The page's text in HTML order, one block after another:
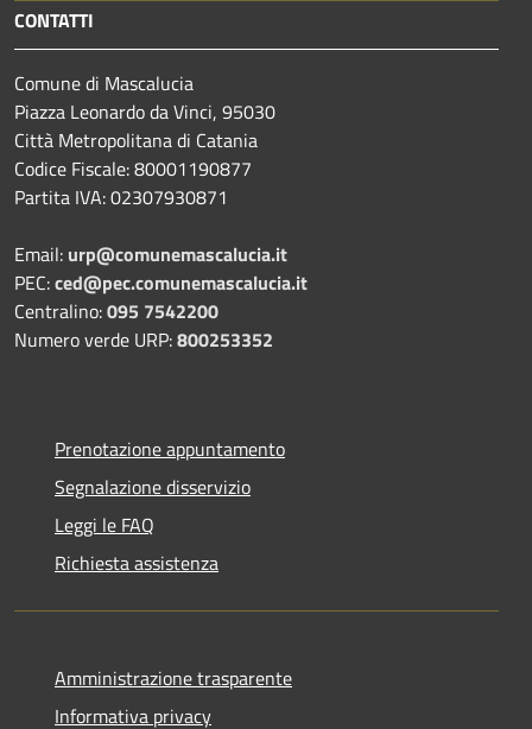
CONTATTI
Comune di Mascalucia
Piazza Leonardo da Vinci, 95030
Città Metropolitana di Catania
Codice Fiscale: 80001190877
Partita IVA: 02307930871
Email: urp@comunemascalucia.it
PEC:ced@pec.comunemascalucia.it
Centralino:095 7542200
Numero verde URP:800253352
Prenotazione appuntamento
Segnalazione disservizio
Leggi le FAQ
Richiesta assistenza
Amministrazione trasparente
Informativa privacy